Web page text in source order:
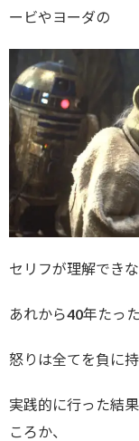
ービやヨーダの
セリフが理解できな
あれから40年たった
怒りは全てを負に
実践的に行った結
ころか、